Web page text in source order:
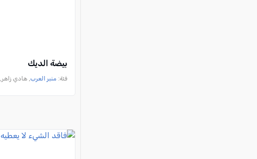
بيضة الديك
فئة: منبر العرب, هادي زاهر, 2026-07-31 16:18:27